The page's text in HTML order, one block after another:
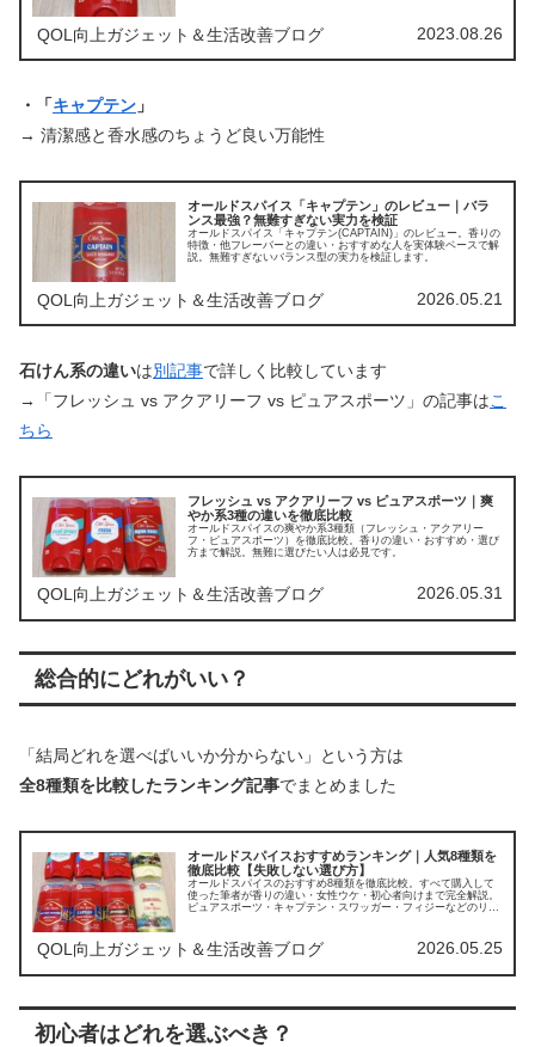
QOL向上ガジェット＆生活改善ブログ 2023.08.26
・「キャプテン 」
→ 清潔感と香水感のちょうど良い万能性
オールドスパイス「キャプテン」のレビュー｜バラ
ンス最強？無難すぎない実力を検証
オールドスパイス「キャプテン(CAPTAIN)」のレビュー。香りの
特徴・他フレーバーとの違い・おすすめな人を実体験ベースで解
説。無難すぎないバランス型の実力を検証します。
QOL向上ガジェット＆生活改善ブログ 2026.05.21
石けん系の違いは別記事で詳しく比較しています
→「フレッシュ vs アクアリーフ vs ピュアスポーツ」の記事はこ
ちら
フレッシュ vs アクアリーフ vs ピュアスポーツ｜爽
やか系3種の違いを徹底比較
オールドスパイスの爽やか系3種類（フレッシュ・アクアリー
フ・ピュアスポーツ）を徹底比較。香りの違い・おすすめ・選び
方まで解説。無難に選びたい人は必見です。
QOL向上ガジェット＆生活改善ブログ 2026.05.31
総合的にどれがいい？
「結局どれを選べばいいか分からない」という方は
全8種類を比較したランキング記事でまとめました
オールドスパイスおすすめランキング｜人気8種類を
徹底比較【失敗しない選び方】
オールドスパイスのおすすめ8種類を徹底比較。すべて購入して
使った筆者が香りの違い・女性ウケ・初心者向けまで完全解説。
ピュアスポーツ・キャプテン・スワッガー・フィジーなどのリア
QOL向上ガジェット＆生活改善ブログ 2026.05.25
初心者はどれを選ぶべき？